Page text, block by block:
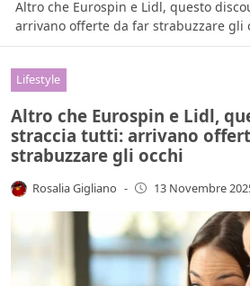
Altro che Eurospin e Lidl, questo
arrivano offerte da far strabuzzare gli
Lifestyle
Altro che Eurospin e Lidl,
straccia tutti: arrivano
strabuzzare gli occhi
Rosalia Gigliano - 13 Novembre